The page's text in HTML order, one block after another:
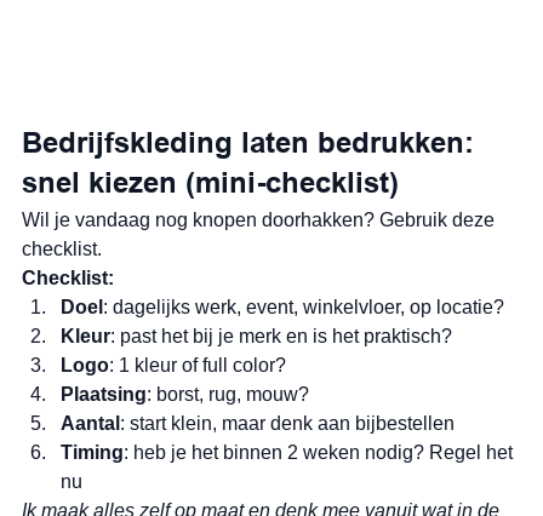
Bedrijfskleding laten bedrukken:
snel kiezen (mini-checklist)
Wil je vandaag nog knopen doorhakken? Gebruik deze
checklist.
Checklist:
Doel : dagelijks werk, event, winkelvloer, op locatie?
Kleur: past het bij je merk en is het praktisch?
Logo: 1 kleur of full color?
Plaatsing: borst, rug, mouw?
Aantal : start klein, maar denk aan bijbestellen
Timing: heb je het binnen 2 weken nodig? Regel het
nu
Ik maak alles zelf op maat en denk mee vanuit wat in de